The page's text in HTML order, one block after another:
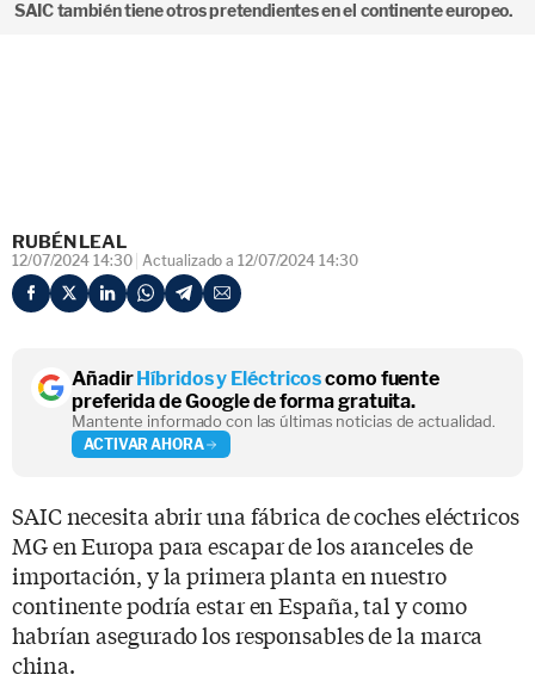
SAIC también tiene otros pretendientes en el continente europeo.
RUBÉN LEAL
12/07/2024 14:30 Actualizado a 12/07/2024 14:30
AñadirHíbridos y Eléctricoscomo fuente
preferida de Google de forma gratuita.
Mantente informado con las últimas noticias de actualidad.
ACTIVAR AHORA
SAIC necesita abrir una fábrica de coches eléctricos
MG en Europa para escapar de los aranceles de
importación, y la primera planta en nuestro
continente podría estar en España, tal y como
habrían asegurado los responsables de la marca
china.